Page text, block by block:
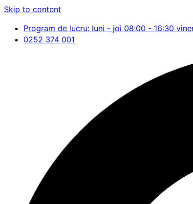
Skip to content
Program de lucru: luni - joi 08:00 - 16:30
0252 374 001